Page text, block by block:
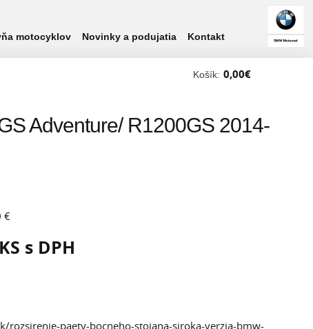
motocyklov Novinky a podujatia Kontakt
Košík: 0,00€
Adventure/ R1200GS 2014-
€
s DPH
rozsirenie-paety-bocneho-stojana-siroka-verzia-bmw-